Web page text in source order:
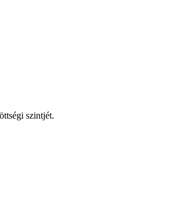
szintjét.